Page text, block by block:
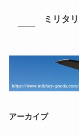
ミリタ
アーカイブ